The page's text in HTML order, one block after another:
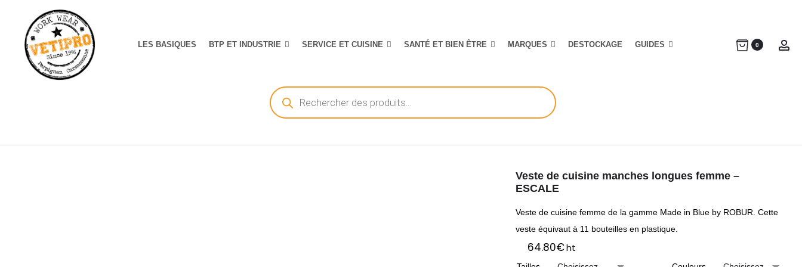
LES BASIQUES BTP ET INDUSTRIE SERVICE ET CUISINE SANTÉ ET BIEN ÊTRE MARQUES DESTOCKAGE GUIDES 0
Recherche
de
produits
Veste de cuisine manches longues femme –
ESCALE
Veste de cuisine femme de la gamme Made in Blue by ROBUR. Cette
veste équivaut à 11 bouteilles en plastique.
64.80€ht